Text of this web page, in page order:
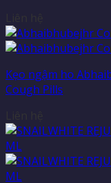
Kẹo ngậm ho
Cough Pills